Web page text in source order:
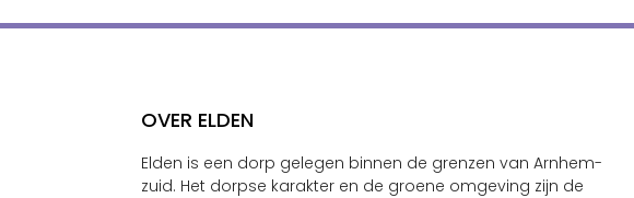
OVER ELDEN
Elden is een dorp gelegen binnen de grenzen van Arnhem-
zuid. Het dorpse karakter en de groene omgeving zijn de